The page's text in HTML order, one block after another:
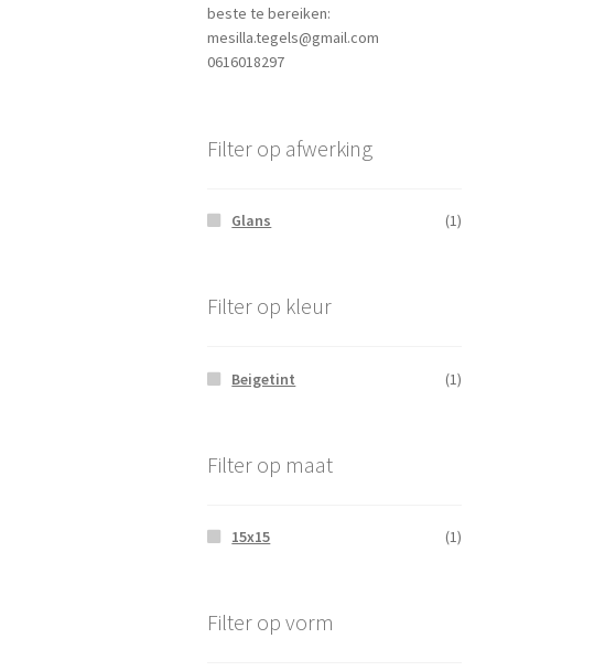
beste te bereiken:
mesilla.tegels@gmail.com
0616018297
Filter op afwerking
Glans (1)
Filter op kleur
Beigetint (1)
Filter op maat
15x15 (1)
Filter op vorm